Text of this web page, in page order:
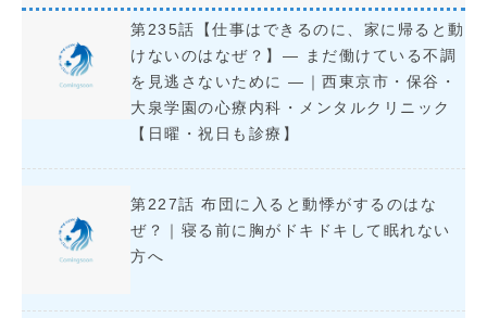
第235話【仕事はできるのに、家に帰ると動
けないのはなぜ？】― まだ働けている不調
を見逃さないために ―｜西東京市・保谷・
大泉学園の心療内科・メンタルクリニック
【日曜・祝日も診療】
第227話 布団に入ると動悸がするのはな
ぜ？｜寝る前に胸がドキドキして眠れない
方へ